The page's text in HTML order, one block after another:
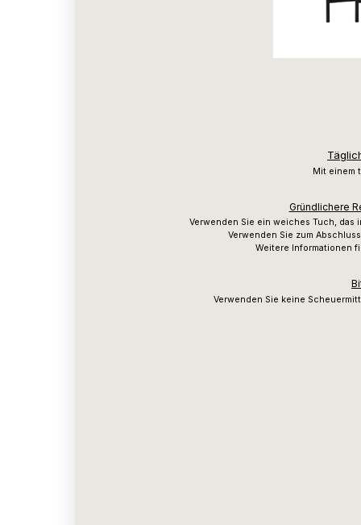
Mit einem
Gründlichere
Verwenden Sie ein weiches Tuch, das
Verwenden Sie zum
Weitere Informationen
Verwenden Sie keine